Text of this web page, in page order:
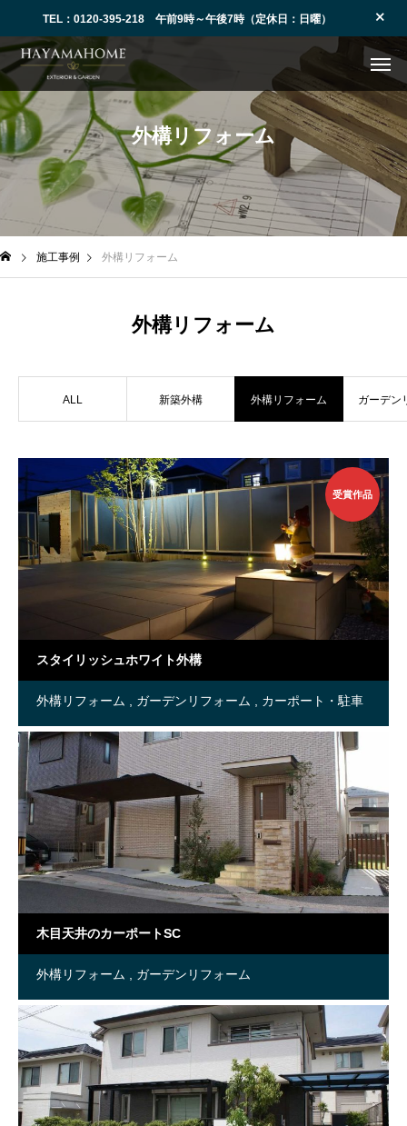
TEL：0120-395-218 午前9時～午後7時（定休日：日曜）
外構リ フ ォ ーム
施工事例 外構リフォーム
外構リフォーム
ALL 新築外構 外構リフォーム ガーデン
受賞作品
スタイリッシュホワイト外構
外構リフォーム ガーデンリフォーム カーポート・駐車
場増設 ライトアップ デザインコンテスト受賞作品
木目天井のカーポートSC
外構リフォーム ガーデンリフォーム